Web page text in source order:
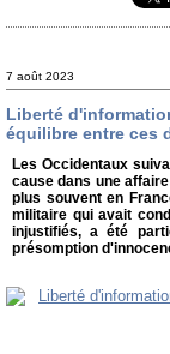
7 août 2023
Liberté
équilibre entre ces
Les Occidentaux
cause dans une
plus souvent en
militaire qui avait
injustifiés, a été
présomption